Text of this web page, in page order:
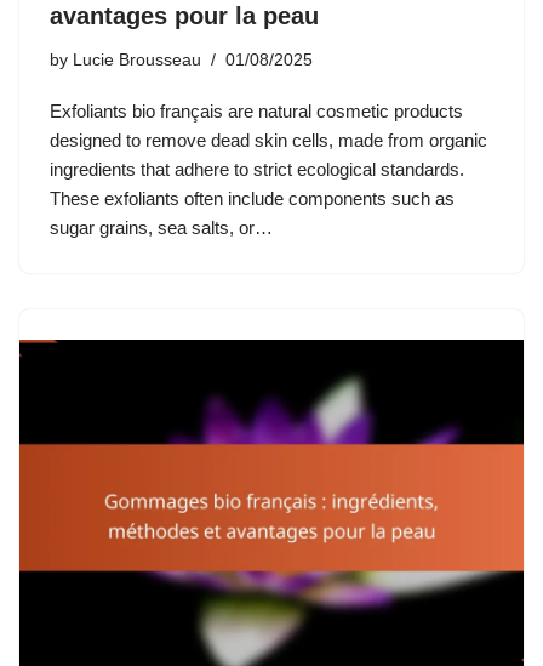
avantages pour la peau
by Lucie Brousseau 01/08/2025
Exfoliants bio français are natural cosmetic products
designed to remove dead skin cells, made from organic
ingredients that adhere to strict ecological standards.
These exfoliants often include components such as
sugar grains, sea salts, or…